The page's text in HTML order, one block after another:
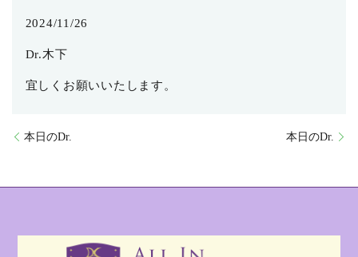
2024/11/26
Dr.木下
宜しくお願いいたします。
本日のDr. 本日のDr.